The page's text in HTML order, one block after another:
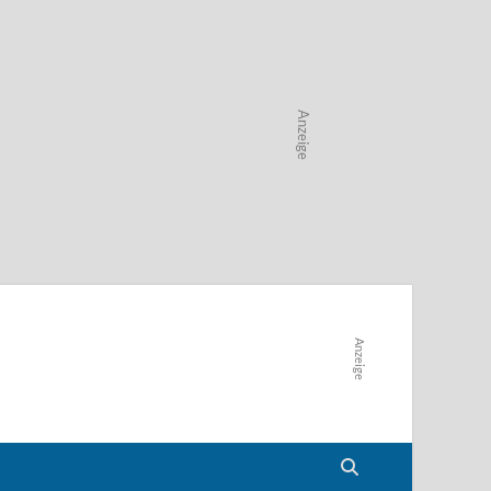
Anzeige
Anzeige